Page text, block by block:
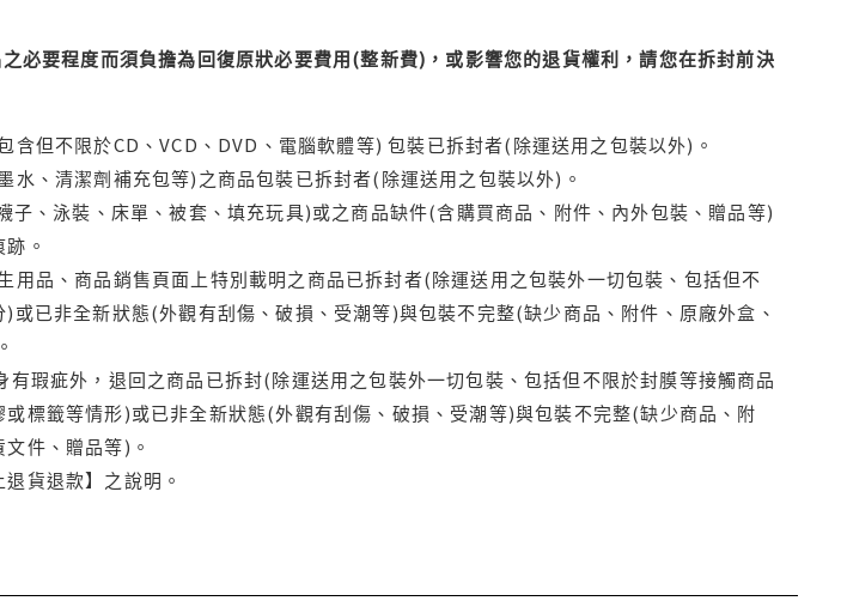
必要程度而須負擔為回復原狀必要費用(整新費)，或影響您的退貨權利，請您在拆封前決
但不限於CD、VCD、DVD、電腦軟體等) 包裝已拆封者(除運送用之包裝以外)。
、清潔劑補充包等)之商品包裝已拆封者(除運送用之包裝以外)。
、泳裝、床單、被套、填充玩具)或之商品缺件(含購買商品、附件、內外包裝、贈品等)
。
品、商品銷售頁面上特別載明之商品已拆封者(除運送用之包裝外一切包裝、包括但不
已非全新狀態(外觀有刮傷、破損、受潮等)與包裝不完整(缺少商品、附件、原廠外盒、
瑕疵外，退回之商品已拆封(除運送用之包裝外一切包裝、包括但不限於封膜等接觸商品
標籤等情形)或已非全新狀態(外觀有刮傷、破損、受潮等)與包裝不完整(缺少商品、附
件、贈品等)。
貨退款】之說明。